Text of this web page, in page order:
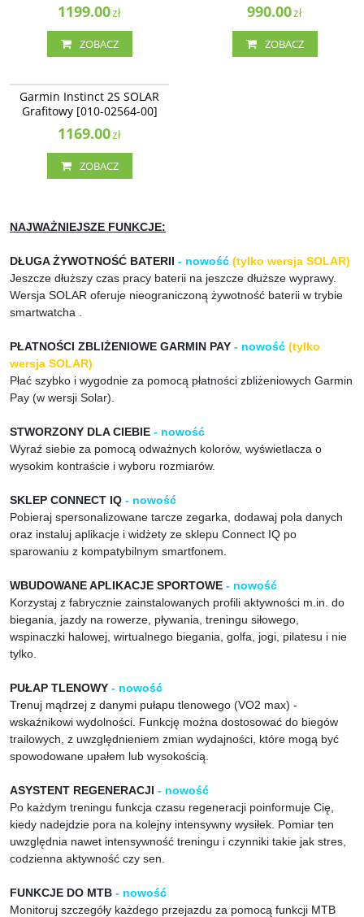
1199.00zł
ZOBACZ
990.00zł
ZOBACZ
Garmin Instinct 2S SOLAR
Grafitowy [010-02564-00]
Dostępność: Zakończono
produkcję. Produkt niedostępny.
Garmin Instinct 2S SOLAR
Grafitowy [010-02564-00]
1169.00zł
ZOBACZ
NAJWAŻNIEJSZE FUNKCJE:
DŁUGA ŻYWOTNOŚĆ BATERII - nowość (tylko wersja SOLAR)
Jeszcze dłuższy czas pracy baterii na jeszcze dłuższe wyprawy.
Wersja SOLAR oferuje nieograniczoną żywotność baterii w trybie
smartwatcha .
PŁATNOŚCI ZBLIŻENIOWE GARMIN PAY - nowość (tylko
wersja SOLAR)
Płać szybko i wygodnie za pomocą płatności zbliżeniowych Garmin
Pay (w wersji Solar).
STWORZONY DLA CIEBIE - nowość
Wyraź siebie za pomocą odważnych kolorów, wyświetlacza o
wysokim kontraście i wyboru rozmiarów.
SKLEP CONNECT IQ - nowość
Pobieraj spersonalizowane tarcze zegarka, dodawaj pola danych
oraz instaluj aplikacje i widżety ze sklepu Connect IQ po
sparowaniu z kompatybilnym smartfonem.
WBUDOWANE APLIKACJE SPORTOWE - nowość
Korzystaj z fabrycznie zainstalowanych profili aktywności m.in. do
biegania, jazdy na rowerze, pływania, treningu siłowego,
wspinaczki halowej, wirtualnego biegania, golfa, jogi, pilatesu i nie
tylko.
PUŁAP TLENOWY - nowość
Trenuj mądrzej z danymi pułapu tlenowego (VO2 max) -
wskaźnikowi wydolności. Funkcję można dostosować do biegów
trailowych, z uwzględnieniem zmian wydajności, które mogą być
spowodowane upałem lub wysokością.
ASYSTENT REGENERACJI - nowość
Po każdym treningu funkcja czasu regeneracji poinformuje Cię,
kiedy nadejdzie pora na kolejny intensywny wysiłek. Pomiar ten
uwzględnia nawet intensywność treningu i czynniki takie jak stres,
codzienna aktywność czy sen.
FUNKCJE DO MTB - nowość
Monitoruj szczegóły każdego przejazdu za pomocą funkcji MTB